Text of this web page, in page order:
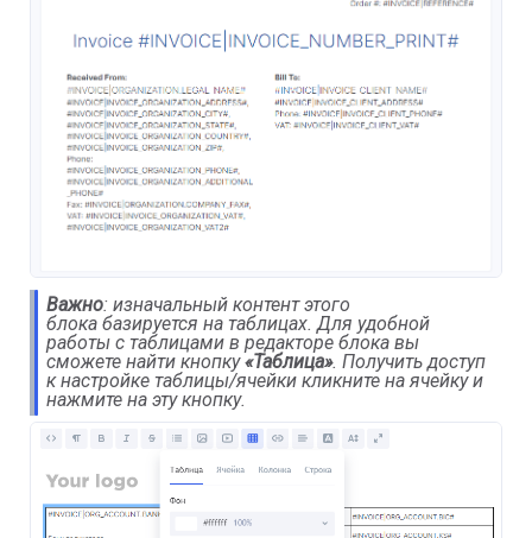
Важно: изначальный контент этого
блока базируется на таблицах. Для удобной
работы с таблицами в редакторе блока вы
сможете найти кнопку«Таблица». Получить доступ
к настройке таблицы/ячейки кликните на ячейку и
нажмите на эту кнопку.